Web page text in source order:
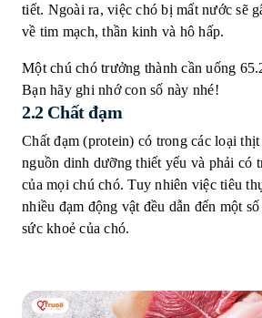
tiết. Ngoài ra, việc chó bị mất nước sẽ
về tim mạch, thần kinh và hô hấp.
Một chú chó trưởng thành cần uống
Bạn hãy ghi nhớ con số này nhé!
2.2 Chất đạm
Chất đạm (protein) có trong các loại
nguồn dinh dưỡng thiết yếu và phải có
của mọi chú chó. Tuy nhiên việc tiêu
nhiều đạm động vật đều dẫn đến một
sức khoẻ của chó.